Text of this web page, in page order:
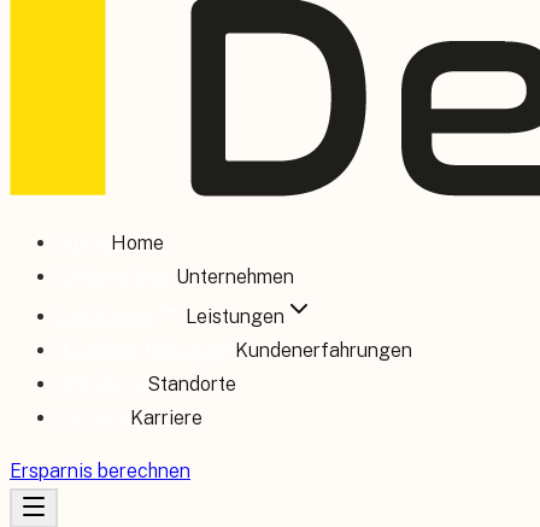
Home
Unternehmen
Leistungen
Kundenerfahrungen
Standorte
Karriere
Ersparnis berechnen